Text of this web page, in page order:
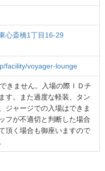
心斎橋1丁目16-29
facility/voyager-lounge
きません。入場の際ＩＤチ
す。また過度な軽装、タン
ジャージでの入場はできま
フが不適切と判断した場合
頂く場合も御座いますので